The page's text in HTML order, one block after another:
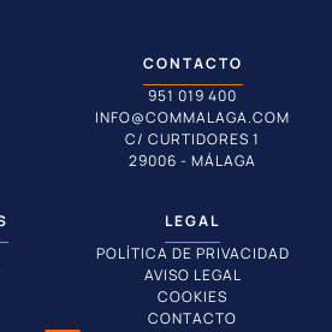
CONTACTO
951 019 400
INFO@COMMALAGA.COM
C/ CURTIDORES 1
29006 - MÁLAGA
LEGAL
POLÍTICA DE PRIVACIDAD
AVISO LEGAL
COOKIES
CONTACTO